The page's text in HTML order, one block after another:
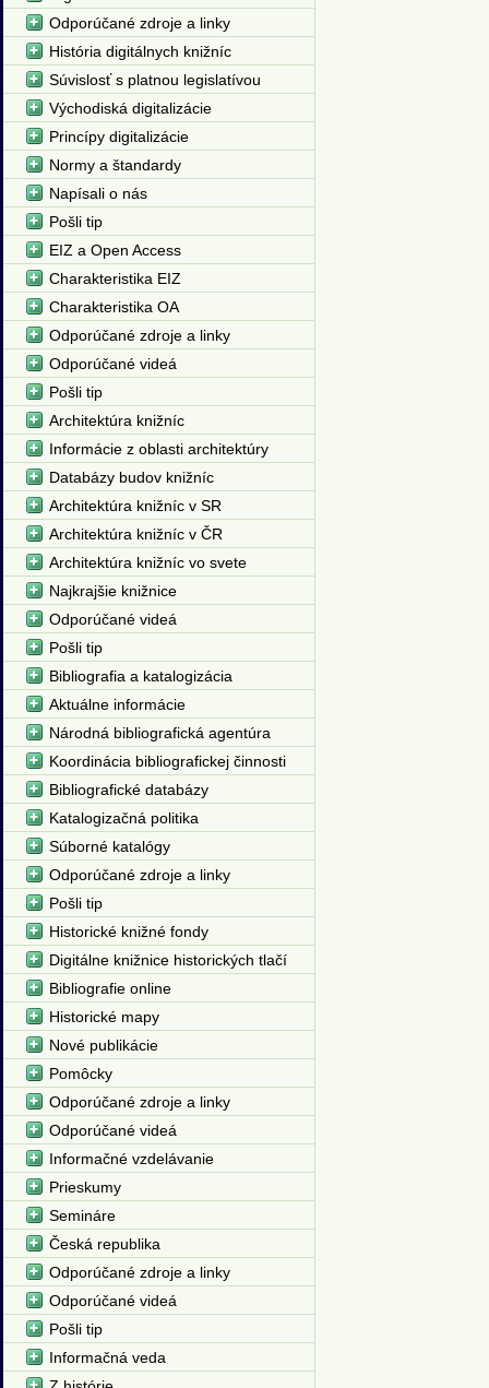
Odporúčané zdroje a linky
História digitálnych knižníc
Súvislosť s platnou legislatívou
Východiská digitalizácie
Princípy digitalizácie
Normy a štandardy
Napísali o nás
Pošli tip
EIZ a Open Access
Charakteristika EIZ
Charakteristika OA
Odporúčané zdroje a linky
Odporúčané videá
Pošli tip
Architektúra knižníc
Informácie z oblasti architektúry
Databázy budov knižníc
Architektúra knižníc v SR
Architektúra knižníc v ČR
Architektúra knižníc vo svete
Najkrajšie knižnice
Odporúčané videá
Pošli tip
Bibliografia a katalogizácia
Aktuálne informácie
Národná bibliografická agentúra
Koordinácia bibliografickej činnosti
Bibliografické databázy
Katalogizačná politika
Súborné katalógy
Odporúčané zdroje a linky
Pošli tip
Historické knižné fondy
Digitálne knižnice historických tlačí
Bibliografie online
Historické mapy
Nové publikácie
Pomôcky
Odporúčané zdroje a linky
Odporúčané videá
Informačné vzdelávanie
Prieskumy
Semináre
Česká republika
Odporúčané zdroje a linky
Odporúčané videá
Pošli tip
Informačná veda